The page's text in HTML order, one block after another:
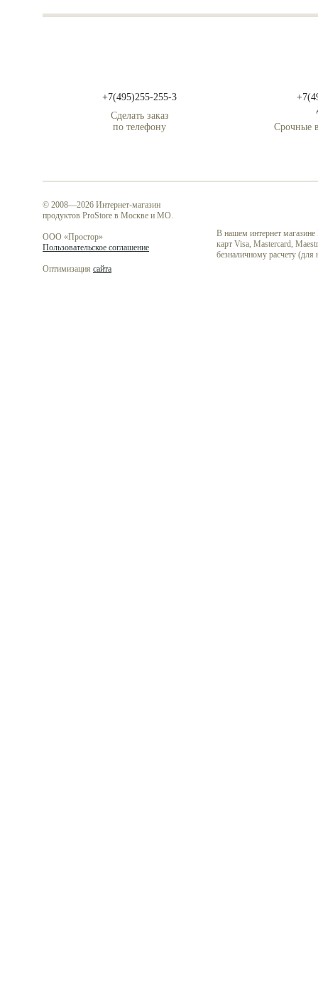
+7(495)255-255-3
Сделать заказ
по телефону
Срочные
© 2008—2026 Интернет-магазин
продуктов ProStore в Москве и МО.
ООО «Простор»
Пользовательское соглашение
Оптимизация сайта
В нашем интернет
карт Visa, Mastercard,
безналичному расчету